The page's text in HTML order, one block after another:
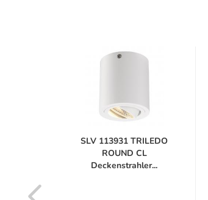
SLV 113931 TRILEDO
ROUND CL
Deckenstrahler...